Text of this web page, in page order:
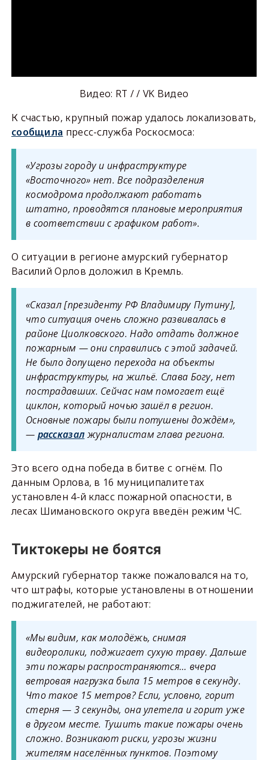
Видео: RT / / VK Видео
К счастью, крупный пожар удалось локализовать,
сообщила пресс-служба Роскосмоса:
«Угрозы городу и инфраструктуре
«Восточного» нет. Все подразделения
космодрома продолжают работать
штатно, проводятся плановые мероприятия
в соответствии с графиком работ».
О ситуации в регионе амурский губернатор
Василий Орлов доложил в Кремль.
«Сказал [президенту РФ Владимиру Путину],
что ситуация очень сложно развивалась в
районе Циолковского. Надо отдать должное
пожарным — они справились с этой задачей.
Не было допущено перехода на объекты
инфраструктуры, на жильё. Слава Богу, нет
пострадавших. Сейчас нам помогает ещё
циклон, который ночью зашёл в регион.
Основные пожары были потушены дождём»,
— рассказалжурналистам глава региона.
Это всего одна победа в битве с огнём. По
данным Орлова, в 16 муниципалитетах
установлен 4-й класс пожарной опасности, в
лесах Шимановского округа введён режим ЧС.
Тиктокеры не боятся
Амурский губернатор также пожаловался на то,
что штрафы, которые установлены в отношении
поджигателей, не работают:
«Мы видим, как молодёжь, снимая
видеоролики, поджигает сухую траву. Дальше
эти пожары распространяются… вчера
ветровая нагрузка была 15 метров в секунду.
Что такое 15 метров? Если, условно, горит
стерня — 3 секунды, она улетела и горит уже
в другом месте. Тушить такие пожары очень
сложно. Возникают риски, угрозы жизни
жителям населённых пунктов. Поэтому